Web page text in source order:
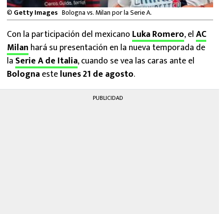
NFL
© Getty Images Bologna vs. Milan por la Serie A.
Con la participación del mexicano Luka Romero, elAC
Milan hará su presentación en la nueva temporada de
la Serie A de Italia, cuando se vea las caras ante el
Bolognaestelunes 21 de agosto.
PUBLICIDAD